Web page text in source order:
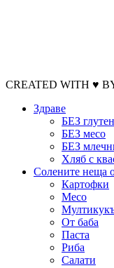
CREATED WITH ♥
Здраве
БЕЗ глутен
БЕЗ месо
БЕЗ
Хляб с
Солените неща
Картофки
Месо
От баба
Паста
Риба
Салати